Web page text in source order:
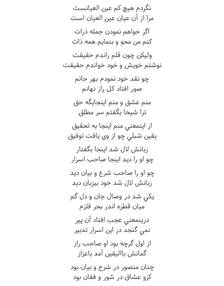
نگردم هيچ کم عين العيانست
مرا از آن عيان عين العيان است
اگر خواهم نمودن جمله ذرات
کنم من محو و بنمايم همه ذات
وليکن چون قلم راندم حقيقت
نوشتم خويش و خود خواندم حقيقت
چو نقد خود نمودم بهر جانم
صور افتاد کل راز نهانم
منم عشق و منم اينجايگه حق
ترا شيخا بگفتم سر مطلق
از اينمعني منم اينجا به تحقيق
يقين شبلي چو از وي يافت توفيق
زبانش لال شد اينجا بگفتار
چو او را ديد اينجا صاحب اسرار
چو او را صاحب شرع و بيان ديد
زبانش لال شد خود بيزبان ديد
يکي شد در وصال جان و دل گم
ميان قطره اندر بحر قلزم
درينمعني عجب افتاد آن پير
نمي گنجد در اين اسرار تدبير
از اول گرچه بود او صاحب راز
گمانش بااليقين آمد باعزاز
چنان منصور در شرح و بيان بود
کزو عشاق در شور و فغان بود